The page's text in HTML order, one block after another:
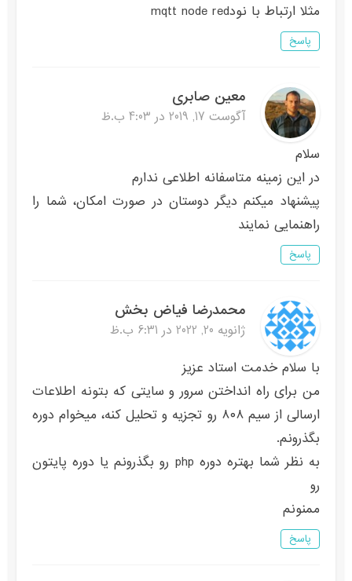
مثلا ارتباط با نودmqtt node red
پاسخ
معین صابری
آگوست 17, 2019 در 4:03 ب.ظ
سلام
در این زمینه متاسفانه اطلاعی ندارم
پیشنهاد میکنم دیگر دوستان در صورت امکان، شما را
راهنمایی نمایند
پاسخ
محمدرضا فیاض بخش
ژانویه 20, 2022 در 6:31 ب.ظ
با سلام خدمت استاد عزیز
من برای راه انداختن سرور و سایتی که بتونه اطلاعات
ارسالی از سیم ۸۰۸ رو تجزیه و تحلیل کنه، میخوام دوره
بگذرونم.
به نظر شما بهتره دوره php رو بگذرونم یا دوره پایتون
رو
ممنونم
پاسخ